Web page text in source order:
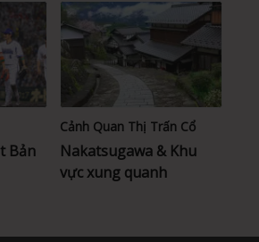
Bản
Cảnh Quan Thị Trấn Cổ
Nakatsugawa & Khu
vực xung quanh